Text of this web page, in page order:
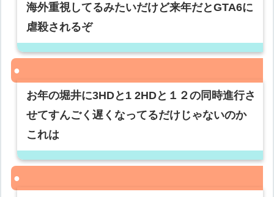
海外重視してるみたいだけど来年だとGTA6に
虐殺されるぞ
お年の堀井に3HDと1 2HDと１２の同時進行さ
せてすんごく遅くなってるだけじゃないのか
これは